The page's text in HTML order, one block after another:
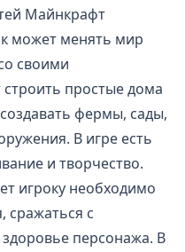
Майнкрафт
может менять мир
своими
простые дома
фермы, сады,
В игре есть
и творчество.
игроку необходимо
сражаться с
персонажа. В